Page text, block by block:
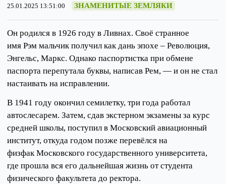
25.01.2025 13:51:00 ЗНАМЕНИТЫЕ ЗЕМЛЯКИ
Он родился в 1926 году в Ливнах. Своё странное
имя Рэм мальчик получил как дань эпохе – Революция,
Энгельс, Маркс. Однако паспортистка при обмене
паспорта перепутала буквы, написав Рем, — и он не стал
настаивать на исправлении.
В 1941 году окончил семилетку, три года работал
автослесарем. Затем, сдав экстерном экзамены за курс
средней школы, поступил в Московский авиационный
институт, откуда годом позже перевёлся на
физфак Московского государственного университета,
где прошла вся его дальнейшая жизнь от студента
физического факультета до ректора.